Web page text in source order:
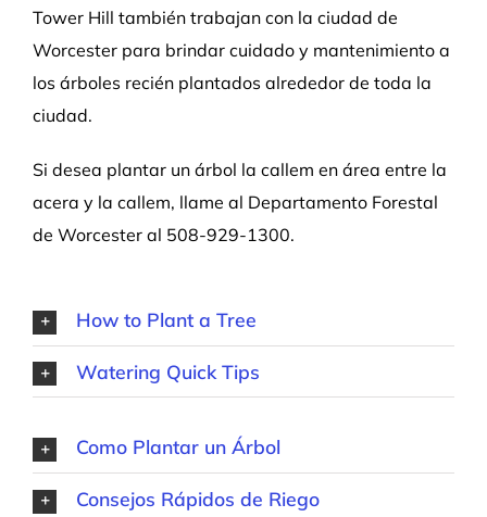
Tower Hill también trabajan con la ciudad de
Worcester para brindar cuidado y mantenimiento a
los árboles recién plantados alrededor de toda la
ciudad.
Si desea plantar un árbol la callem en área entre la
acera y la callem, llame al Departamento Forestal
de Worcester al 508-929-1300.
How to Plant a Tree
Watering Quick Tips
Como Plantar un Árbol
Consejos Rápidos de Riego